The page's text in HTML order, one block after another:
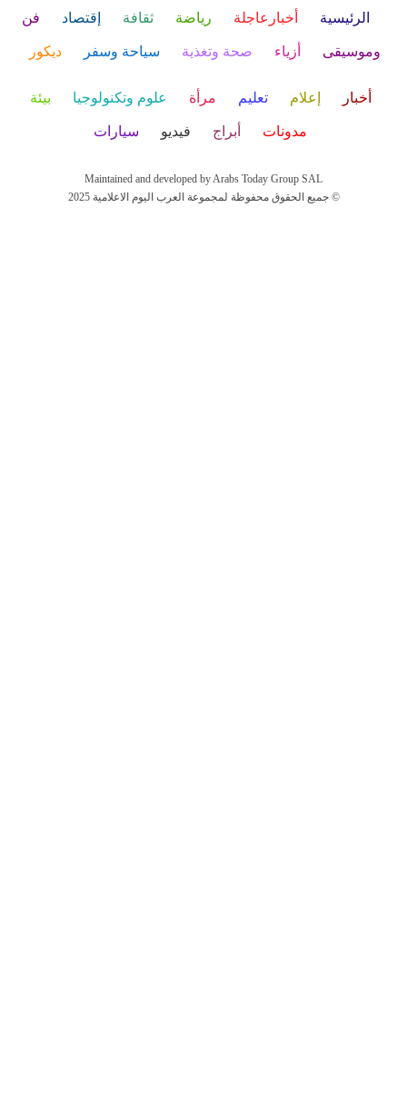
الرئيسية أخبارعاجلة رياضة ثقافة إقتصاد فن
وموسيقى أزياء صحة وتغذية سياحة وسفر ديكور
أخبار إعلام تعليم مرأة علوم وتكنولوجيا بيئة
مدونات أبراج فيديو سيارات
Maintained and developed by Arabs Today Group SAL
جميع الحقوق محفوظة لمجموعة العرب اليوم الاعلامية 2025 ©